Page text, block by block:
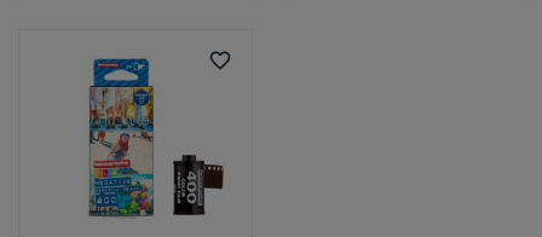
favorite_border